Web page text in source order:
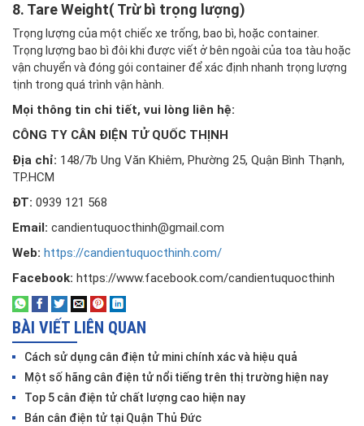
8. Tare Weight( Trừ bì trọng lượng)
Trọng lượng của một chiếc xe trống, bao bì, hoặc container.
Trọng lượng bao bì đôi khi được viết ở bên ngoài của toa tàu hoặc
vận chuyển và đóng gói container để xác định nhanh trọng lượng
tịnh trong quá trình vận hành.
Mọi thông tin chi tiết, vui lòng liên hệ:
CÔNG TY CÂN ĐIỆN TỬ QUỐC THỊNH
Địa chỉ: 148/7b Ung Văn Khiêm, Phường 25, Quận Bình Thạnh,
TP.HCM
ĐT: 0939 121 568
Email: candientuquocthinh@gmail.com
Web: https://candientuquocthinh.com/
Facebook: https://www.facebook.com/candientuquocthinh
BÀI VIẾT LIÊN QUAN
Cách sử dụng cân điện tử mini chính xác và hiệu quả
Một số hãng cân điện tử nổi tiếng trên thị trường hiện nay
Top 5 cân điện tử chất lượng cao hiện nay
Bán cân điện tử tại Quận Thủ Đức